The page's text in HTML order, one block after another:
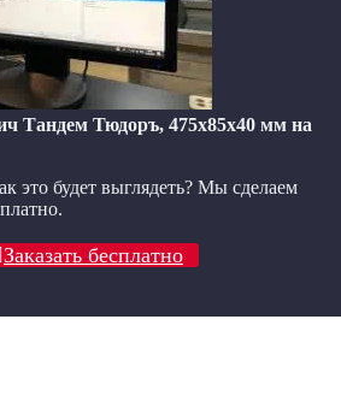
Тандем Тюдоръ, 475x85x40 мм на
это будет выглядеть? Мы сделаем
Заказать бесплатно